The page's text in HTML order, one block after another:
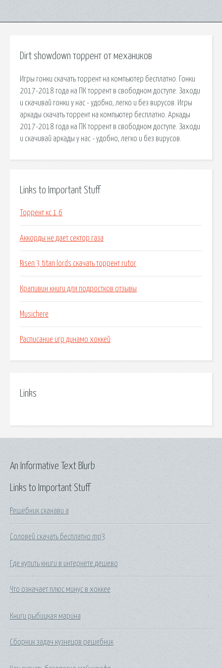
Dirt showdown торрент от механиков
Игры гонки скачать торрент на компьютер бесплатно. Гонки
2017-2018 года на ПК торрент в свободном доступе. Заходи
и скачивай гонки у нас - удобно, легко и без вирусов. Игры
аркады скачать торрент на компьютер бесплатно. Аркады
2017-2018 года на ПК торрент в свободном доступе. Заходи
и скачивай аркады у нас - удобно, легко и без вирусов.
Links to Important Stuff
Торрент кс 1 6
Аккорды не дает сектор газа
Risen 3 titan lords скачать торрент rutor
Крапивин книги для подростков отзывы
Musichere
Расписание игр динамо хоккей
Links
Links to Important Stuff
Решебник сканави а
Соловей скачать бесплатно mp3
Где купить книги в интернете дешево
Что означает плюс минус в хоккее
Книги рыбицкая марина
Сборник задач кузнецов решебник
An Informative Text Blurb